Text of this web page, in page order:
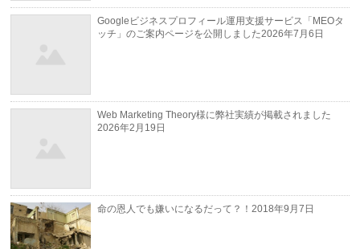
Googleビジネスプロフィール運用支援サービス「MEOタ
ッチ」のご案内ページを公開しました2026年7月6日
Web Marketing Theory様に弊社実績が掲載されました
2026年2月19日
命の恩人でも嫌いになるだって？！ 2018年9月7日